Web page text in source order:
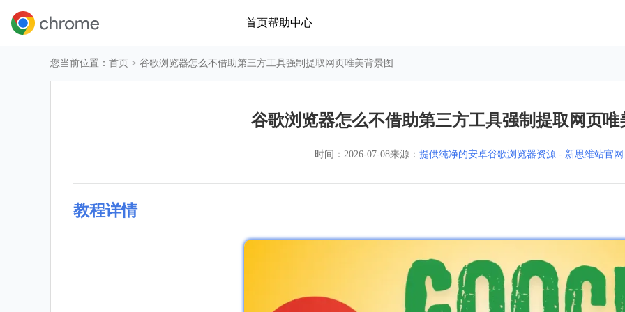
首页帮助中心
您当前位置： 首页 > 谷歌浏览器怎么不借助第三方工具强制提取网页唯美背景图
谷歌浏览器怎么不借助第三方工具强制提取网页唯
时间： 2026-07-08来源： 提供纯净的安卓谷歌浏览器资源 - 新思维站官网
教程详情